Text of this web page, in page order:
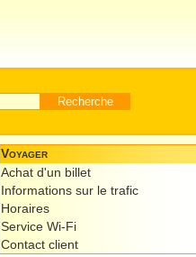
Voyager
Achat d'un billet
Informations sur le trafic
Horaires
Service Wi-Fi
Contact client